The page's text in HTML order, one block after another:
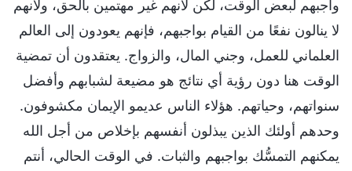
واجبهم لبعض الوقت، لكن لأنهم غير مهتمين بالحق، ولأنهم
لا ينالون نفعًا من القيام بواجبهم، فإنهم يعودون إلى العالم
العلماني للعمل، وجني المال، والزواج. يعتقدون أن تمضية
الوقت هنا دون رؤية أي نتائج هو مضيعة لشبابهم وأفضل
سنواتهم، وحياتهم. هؤلاء الناس عديمو الإيمان مكشوفون.
وحدهم أولئك الذين يبذلون أنفسهم بإخلاص من أجل الله
يمكنهم التمسُّك بواجبهم والثبات. في الوقت الحالي، أنتم